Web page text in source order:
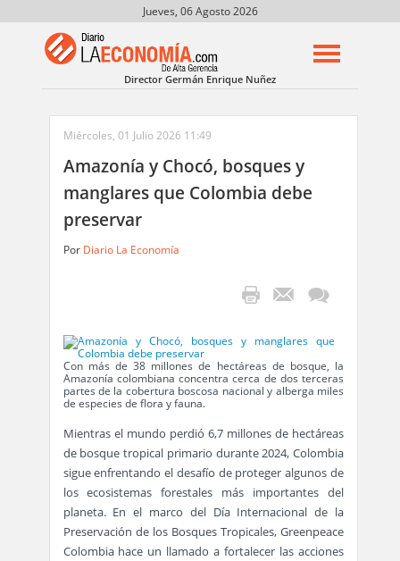
Jueves, 06 Agosto 2026
Director Germán Enrique Nuñez
Miércoles, 01 Julio 2026 11:49
Amazonía y Chocó, bosques y
manglares que Colombia debe
preservar
Por Diario La Economía
Con más de 38 millones de hectáreas de bosque, la
Amazonía colombiana concentra cerca de dos terceras
partes de la cobertura boscosa nacional y alberga miles
de especies de flora y fauna.
Mientras el mundo perdió 6,7 millones de hectáreas
de bosque tropical primario durante 2024, Colombia
sigue enfrentando el desafío de proteger algunos de
los ecosistemas forestales más importantes del
planeta. En el marco del Día Internacional de la
Preservación de los Bosques Tropicales, Greenpeace
Colombia hace un llamado a fortalecer las acciones